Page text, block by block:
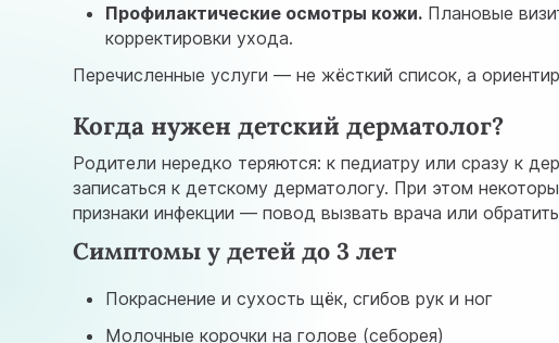
Профилактические осмотры кожи. Плановые
корректировки ухода.
Перечисленные услуги — не жёсткий список, а
Когда нужен детский дерматолог?
Родители нередко теряются: к педиатру или сразу к
записаться к детскому дерматологу. При этом
признаки инфекции — повод вызвать врача или
Симптомы у детей до 3 лет
Покраснение и сухость щёк, сгибов рук и ног
Молочные корочки на голове (себорея)